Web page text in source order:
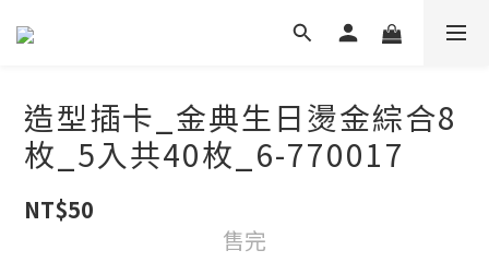
造型插卡_金典生日燙金綜合8
枚_5入共40枚_6-770017
NT$50
售完